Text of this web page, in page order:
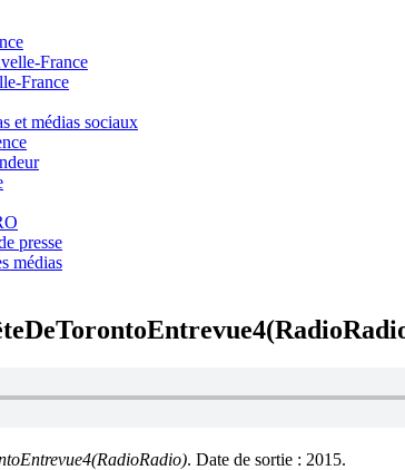
France
France
et médias sociaux
presse
médias
. Date de sortie : 2015.